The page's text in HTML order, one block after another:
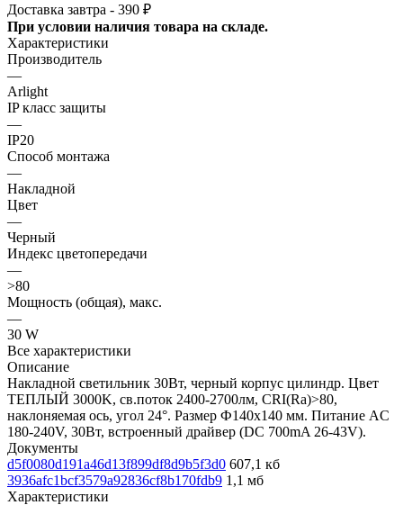
Доставка завтра - 390 ₽
При условии наличия товара на складе.
Характеристики
Производитель
—
Arlight
IP класс защиты
—
IP20
Способ монтажа
—
Накладной
Цвет
—
Черный
Индекс цветопередачи
—
>80
Мощность (общая), макс.
—
30 W
Все характеристики
Описание
Накладной светильник 30Вт, черный корпус цилиндр. Цвет
ТЕПЛЫЙ 3000K, св.поток 2400-2700лм, CRI(Ra)>80,
наклоняемая ось, угол 24°. Размер Ф140x140 мм. Питание AC
180-240V, 30Вт, встроенный драйвер (DC 700mA 26-43V).
Документы
d5f0080d191a46d13f899df8d9b5f3d0 607,1 кб
3936afc1bcf3579a92836cf8b170fdb9 1,1 мб
Характеристики